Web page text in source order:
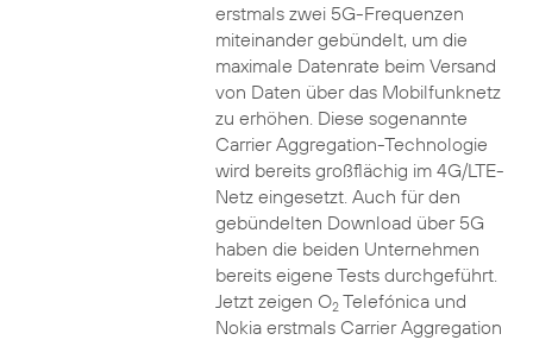
erstmals zwei 5G-Frequenzen
miteinander gebündelt, um die
maximale Datenrate beim Versand
von Daten über das Mobilfunknetz
zu erhöhen. Diese sogenannte
Carrier Aggregation-Technologie
wird bereits großflächig im 4G/LTE-
Netz eingesetzt. Auch für den
gebündelten Download über 5G
haben die beiden Unternehmen
bereits eigene Tests durchgeführt.
Jetzt zeigen O2Telefónica und
Nokia erstmals Carrier Aggregation